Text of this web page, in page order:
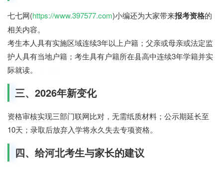
七七网(https://www.397577.com)小编还为大家带来报考资格的
相关内容。
考生本人具有实施区域连续3年以上户籍；父亲或母亲或法定监
护人具有当地户籍；考生具有户籍所在县高中连续3年学籍并实
际就读。
三、2026年新变化
资格审核实现三部门联网比对，无需纸质材料；公示期延长至
10天；录取后放弃入学将永久失去专项资格。
四、给河北考生与家长的建议